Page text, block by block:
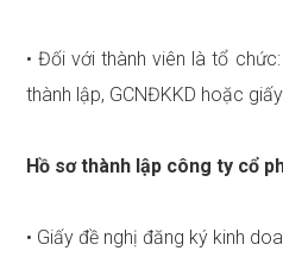
• Đối với thành viên là tổ
thành lập, GCNĐKKD hoặc
Hồ sơ thành lập công ty cổ
• Giấy đề nghị đăng ký kinh